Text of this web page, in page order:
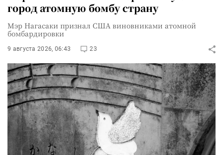
город атомную бомбу страну
Мэр Нагасаки признал США виновниками атомной
бомбардировки
9 августа 2026, 06:43 23